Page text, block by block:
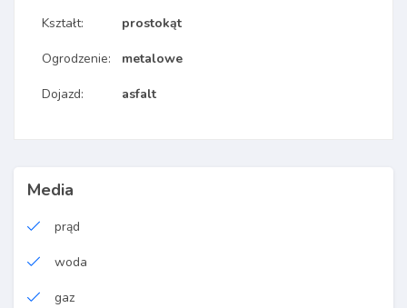
Kształt:
Ogrodzenie:
Dojazd:
prostokąt
metalowe
asfalt
Media
prąd
woda
gaz